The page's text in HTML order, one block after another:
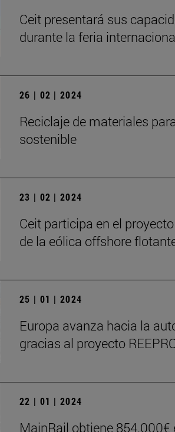
Ceit presentará sus
durante la feria
26 | 02 | 2024
Reciclaje de materiales
sostenible
23 | 02 | 2024
Ceit participa en el
de la eólica offshore
25 | 01 | 2024
Europa avanza hacia la
gracias al proyecto
22 | 01 | 2024
MainRail obtiene 854.000€